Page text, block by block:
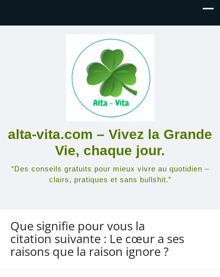
alta-vita.com – Vivez la Grande
Vie, chaque jour.
“Des conseils gratuits pour mieux vivre au quotidien –
clairs, pratiques et sans bullshit.”
Que signifie pour vous la
citation suivante : Le cœur a ses
raisons que la raison ignore ?